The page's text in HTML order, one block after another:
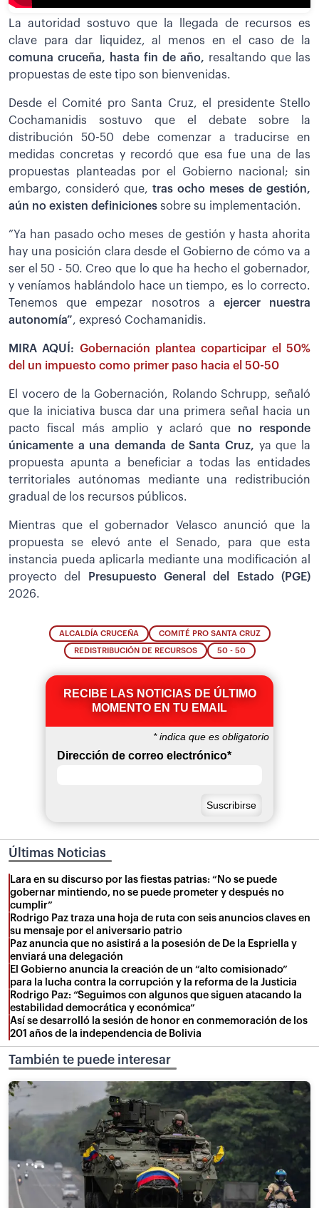
La autoridad sostuvo que la llegada de recursos es
clave para dar liquidez, al menos en el caso de la
comuna cruceña, hasta fin de año, resaltando que las
propuestas de este tipo son bienvenidas.
Desde el Comité pro Santa Cruz, el presidente Stello
Cochamanidis sostuvo que el debate sobre la
distribución 50-50 debe comenzar a traducirse en
medidas concretas y recordó que esa fue una de las
propuestas planteadas por el Gobierno nacional; sin
embargo, consideró que, tras ocho meses de gestión,
aún no existen definiciones sobre su implementación.
”Ya han pasado ocho meses de gestión y hasta ahorita
hay una posición clara desde el Gobierno de cómo va a
ser el 50 - 50. Creo que lo que ha hecho el gobernador,
y veníamos hablándolo hace un tiempo, es lo correcto.
Tenemos que empezar nosotros a ejercer nuestra
autonomía”, expresó Cochamanidis.
MIRA AQUÍ: Gobernación plantea coparticipar el 50%
del un impuesto como primer paso hacia el 50-50
El vocero de la Gobernación, Rolando Schrupp, señaló
que la iniciativa busca dar una primera señal hacia un
pacto fiscal más amplio y aclaró que no responde
únicamente a una demanda de Santa Cruz, ya que la
propuesta apunta a beneficiar a todas las entidades
territoriales autónomas mediante una redistribución
gradual de los recursos públicos.
Mientras que el gobernador Velasco anunció que la
propuesta se elevó ante el Senado, para que esta
instancia pueda aplicarla mediante una modificación al
proyecto del
Presupuesto General del Estado (PGE)
2026.
ALCALDÍA CRUCEÑA COMITÉ PRO SANTA CRUZ
REDISTRIBUCIÓN DE RECURSOS 50 - 50
RECIBE LAS NOTICIAS DE ÚLTIMO
MOMENTO EN TU EMAIL
*indica que es obligatorio
Dirección de correo electrónico*
Últimas Noticias
Lara en su discurso por las fiestas patrias: “No se puede
gobernar mintiendo, no se puede prometer y después no
cumplir”
Rodrigo Paz traza una hoja de ruta con seis anuncios claves en
su mensaje por el aniversario patrio
Paz anuncia que no asistirá a la posesión de De la Espriella y
enviará una delegación
El Gobierno anuncia la creación de un “alto comisionado”
para la lucha contra la corrupción y la reforma de la Justicia
Rodrigo Paz: “Seguimos con algunos que siguen atacando la
estabilidad democrática y económica”
Así se desarrolló la sesión de honor en conmemoración de los
201 años de la independencia de Bolivia
También te puede interesar